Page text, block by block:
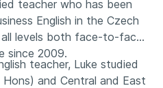
teacher who has been
English in the Czech
levels both face-to-face
since 2009.
teacher, Luke studied
Hons) and Central and East